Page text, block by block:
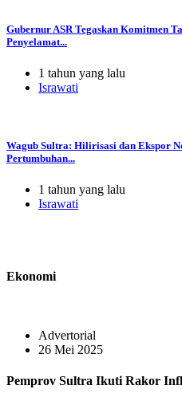
Gubernur ASR Tegaskan Komitmen
Penyelamat...
1 tahun yang lalu
Israwati
Wagub Sultra: Hilirisasi dan Ekspor
Pertumbuhan...
1 tahun yang lalu
Israwati
Ekonomi
Advertorial
26 Mei 2025
Pemprov Sultra Ikuti Rakor